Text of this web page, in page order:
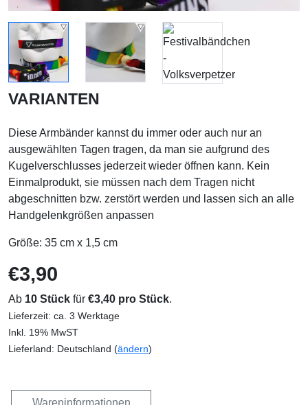
VARIANTEN
Diese Armbänder kannst du immer oder auch nur an
ausgewählten Tagen tragen, da man sie aufgrund des
Kugelverschlusses jederzeit wieder öffnen kann. Kein
Einmalprodukt, sie müssen nach dem Tragen nicht
abgeschnitten bzw. zerstört werden und lassen sich an alle
Handgelenkgrößen anpassen
Größe: 35 cm x 1,5 cm
€3,90
Ab 10 Stück für €3,40 pro Stück.
Lieferzeit: ca. 3 Werktage
Inkl. 19% MwST
Lieferland: Deutschland (ändern)
Wareninformationen